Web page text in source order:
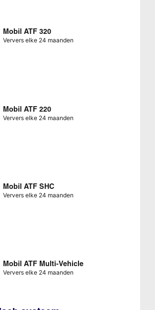
Mobil ATF 320
Ververs elke 24 maanden
Mobil ATF 220
Ververs elke 24 maanden
Mobil ATF SHC
Ververs elke 24 maanden
Mobil ATF Multi-Vehicle
Ververs elke 24 maanden